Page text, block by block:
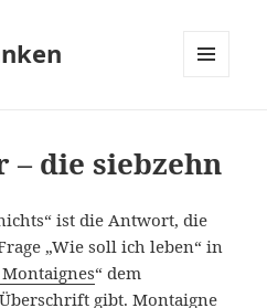
– die siebzehn
ist die Antwort, die
„Wie soll ich leben“ in
“ dem
gibt. Montaigne